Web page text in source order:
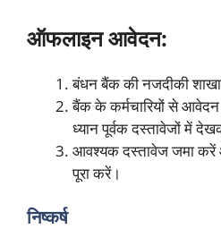
ऑफलाइन आवेदन:
बंधन बैंक की नजदीकी
बैंक के कर्मचारियों से
ध्यान पूर्वक दस्तावेजों में
आवश्यक दस्तावेज जमा करें
पूरा करें।
निष्कर्ष